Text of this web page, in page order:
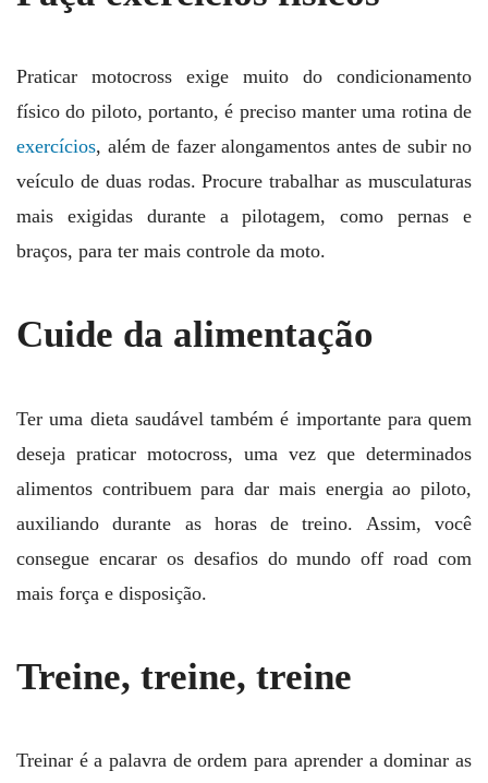
Praticar motocross exige muito do condicionamento
físico do piloto, portanto, é preciso manter uma rotina de
exercícios, além de fazer alongamentos antes de subir no
veículo de duas rodas. Procure trabalhar as musculaturas
mais exigidas durante a pilotagem, como pernas e
braços, para ter mais controle da moto.
Cuide da alimentação
Ter uma dieta saudável também é importante para quem
deseja praticar motocross, uma vez que determinados
alimentos contribuem para dar mais energia ao piloto,
auxiliando durante as horas de treino. Assim, você
consegue encarar os desafios do mundo off road com
mais força e disposição.
Treine, treine, treine
Treinar é a palavra de ordem para aprender a dominar as